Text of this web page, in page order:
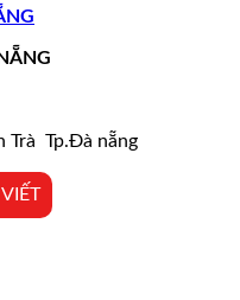
Trà Tp.Đà nẵng